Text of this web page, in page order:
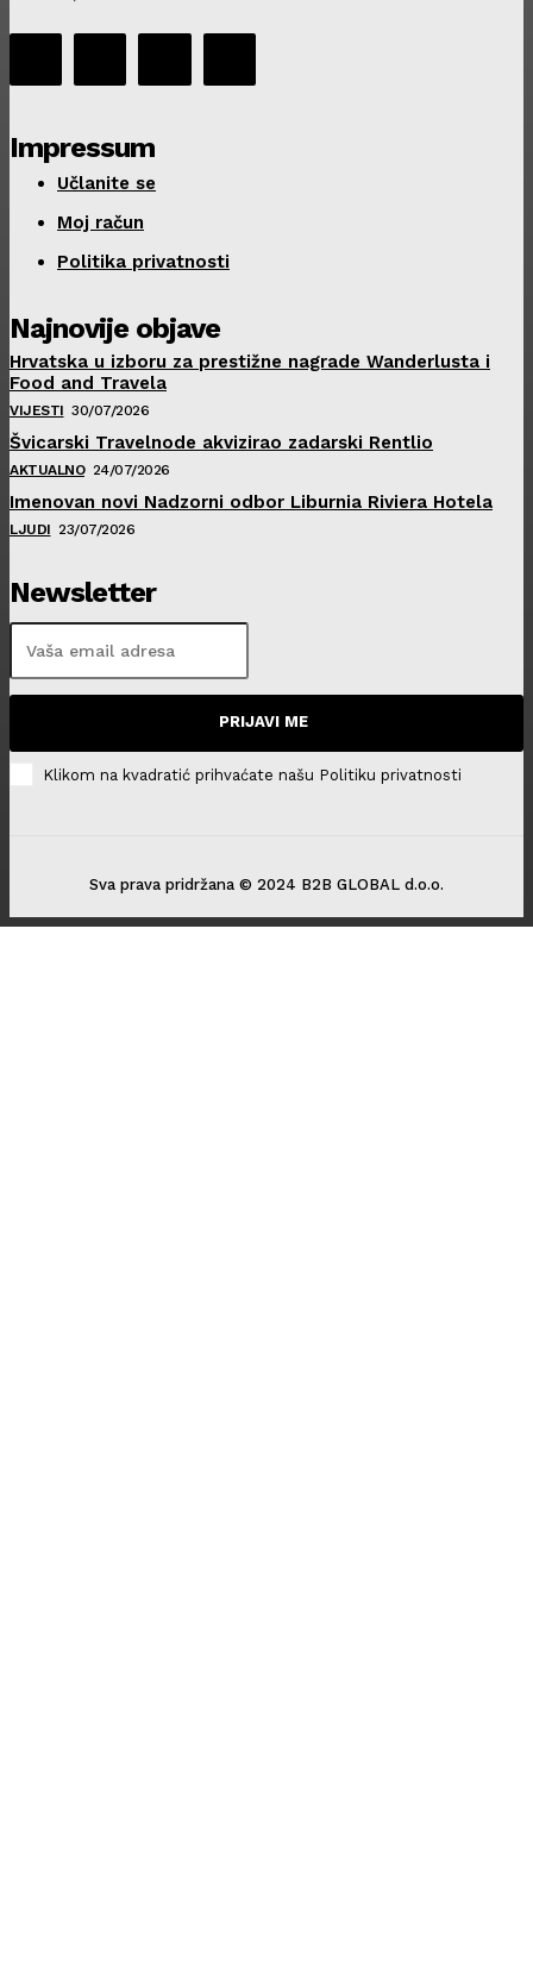
Impressum
Učlanite se
Moj račun
Politika privatnosti
Najnovije objave
Hrvatska u izboru za prestižne nagrade Wanderlusta i
Food and Travela
VIJESTI 30/07/2026
Švicarski Travelnode akvizirao zadarski Rentlio
AKTUALNO 24/07/2026
Imenovan novi Nadzorni odbor Liburnia Riviera Hotela
LJUDI 23/07/2026
Newsletter
PRIJAVI ME
Klikom na kvadratić prihvaćate našu Politiku privatnosti
Sva prava pridržana © 2024 B2B GLOBAL d.o.o.